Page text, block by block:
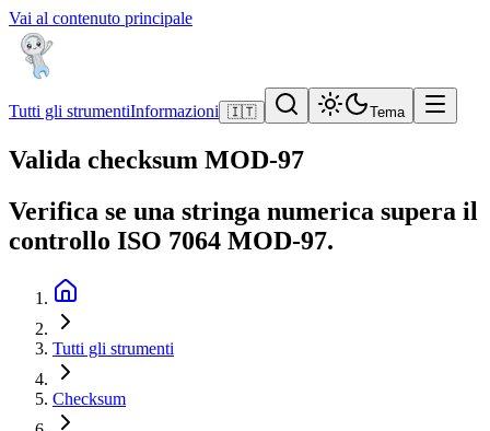
Vai al contenuto principale
Tutti gli strumentiInformazioni 🇮🇹 Tema
Valida checksum MOD-97
Verifica se una stringa numerica supera il
controllo ISO 7064 MOD-97.
Tutti gli strumenti
Checksum